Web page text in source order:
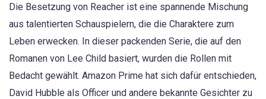
Die Besetzung von Reacher ist eine spannende Mischung
aus talentierten Schauspielern, die die Charaktere zum
Leben erwecken. In dieser packenden Serie, die auf den
Romanen von Lee Child basiert, wurden die Rollen mit
Bedacht gewählt. Amazon Prime hat sich dafür entschieden,
David Hubble als Officer und andere bekannte Gesichter zu